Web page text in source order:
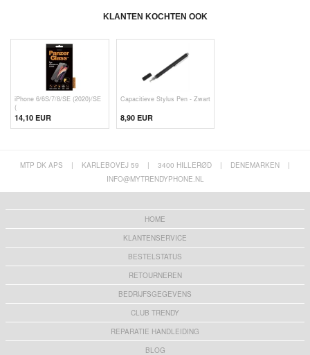
KLANTEN KOCHTEN OOK
iPhone 6/6S/7/8/SE (2020)/SE
(
14,10 EUR
Capacitieve Stylus Pen - Zwart
8,90 EUR
MTP DK APS | KARLEBOVEJ 59 | 3400 HILLERØD | DENEMARKEN
|
INFO@MYTRENDYPHONE.NL
HOME
KLANTENSERVICE
BESTELSTATUS
RETOURNEREN
BEDRIJFSGEGEVENS
CLUB TRENDY
REPARATIE HANDLEIDING
BLOG